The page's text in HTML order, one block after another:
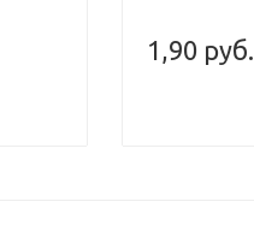
1,90 руб.